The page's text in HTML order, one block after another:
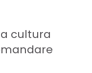
cultura